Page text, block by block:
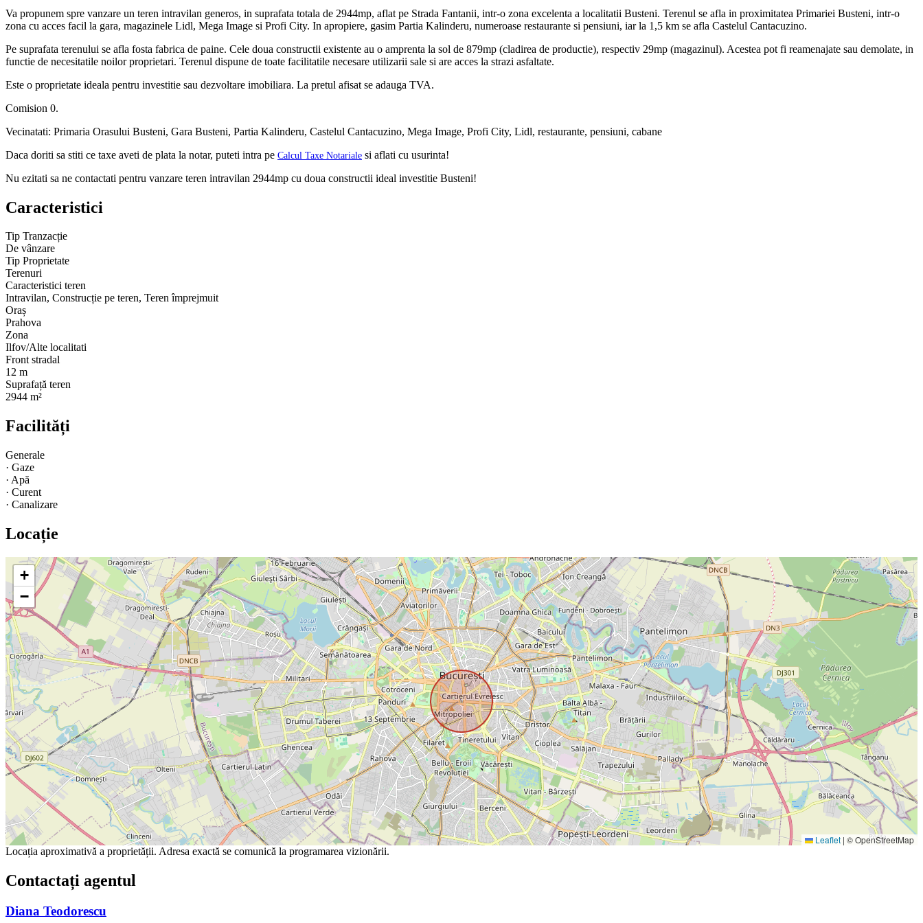
Va propunem spre vanzare un teren intravilan generos, in suprafata totala de 2944mp, aflat pe Strada Fantanii, intr-o zona excelenta a localitatii Busteni. Terenul se afla in proximitatea Primariei Busteni, intr-o
zona cu acces facil la gara, magazinele Lidl, Mega Image si Profi City. In apropiere, gasim Partia Kalinderu, numeroase restaurante si pensiuni, iar la 1,5 km se afla Castelul Cantacuzino.
Pe suprafata terenului se afla fosta fabrica de paine. Cele doua constructii existente au o amprenta la sol de 879mp (cladirea de productie), respectiv 29mp (magazinul). Acestea pot fi reamenajate sau demolate, in
functie de necesitatile noilor proprietari. Terenul dispune de toate facilitatile necesare utilizarii sale si are acces la strazi asfaltate.
Este o proprietate ideala pentru investitie sau dezvoltare imobiliara. La pretul afisat se adauga TVA.
Comision 0.
Vecinatati: Primaria Orasului Busteni, Gara Busteni, Partia Kalinderu, Castelul Cantacuzino, Mega Image, Profi City, Lidl, restaurante, pensiuni, cabane
Daca doriti sa stiti ce taxe aveti de plata la notar, puteti intra pe Calcul Taxe Notariale si aflati cu usurinta!
Nu ezitati sa ne contactati pentru vanzare teren intravilan 2944mp cu doua constructii ideal investitie Busteni!
Caracteristici
Tip Tranzacție
De vânzare
Tip Proprietate
Terenuri
Caracteristici teren
Intravilan, Construcție pe teren, Teren împrejmuit
Oraș
Prahova
Zona
Ilfov/Alte localitati
Front stradal
12 m
Suprafață teren
2944 m²
Facilități
Generale
· Gaze
· Apă
· Curent
· Canalizare
Locație
+
−
Leaflet | © OpenStreetMap
Locația aproximativă a proprietății. Adresa exactă se comunică la programarea vizionării.
Contactați agentul
Diana Teodorescu